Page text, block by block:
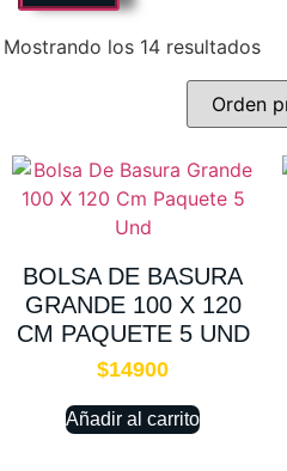
Mostrando los 14 resultados
BOLSA DE BASURA
GRANDE 100 X 120
CM PAQUETE 5 UND
$14900
Añadir al carrito